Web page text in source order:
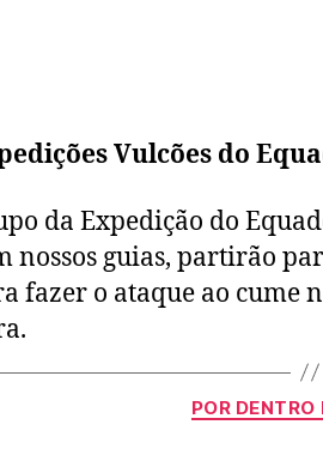
Vulcões do
da Expedição do
nossos guias, partirão
fazer o ataque ao cume
POR